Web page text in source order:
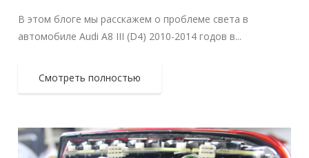
В этом блоге мы расскажем о проблеме света в
автомобиле Audi A8 III (D4) 2010-2014 годов в...
Смотреть полностью